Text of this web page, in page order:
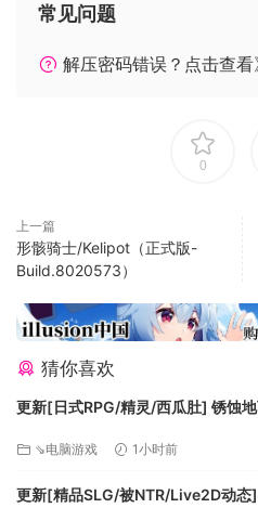
每摧毁一个罗马军队，你就离解
你的战士们。经受过战争洗礼的
去，然后看着混乱在战场上蔓延
罗马人
常见问题
解压密码错误？点击查看
0
上一篇
形骸骑士/Kelipot（正式版-
Build.8020573）
猜你喜欢
更新[日式RPG/精灵/西瓜肚] 锈蚀
⇘电脑游戏 1小时前
更新[精品SLG/被NTR/Live2D动态]